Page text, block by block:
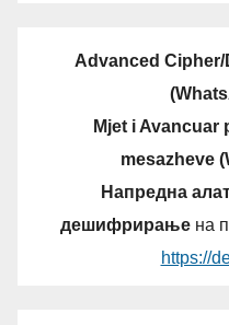
Advanced
Mjet i Avancuar
mesazheve
Напредна
дешифрирањена
https://